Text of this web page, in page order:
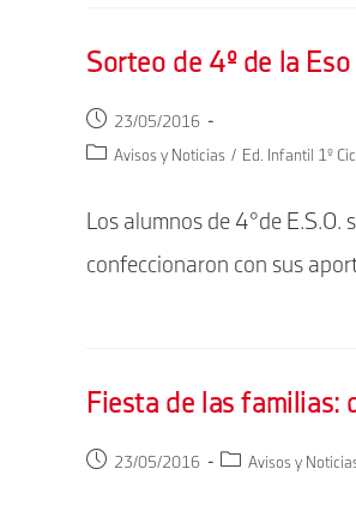
Sorteo de 4º de la
Publicación
de
23/05/2016
Categoría
entrada:
Avisos y Noticias / Ed. Infantil 1º
Los alumnos de 4°de
confeccionaron con sus
Fiesta de las familias:
Publicación
23/05/2016
Categoría
Avisos y